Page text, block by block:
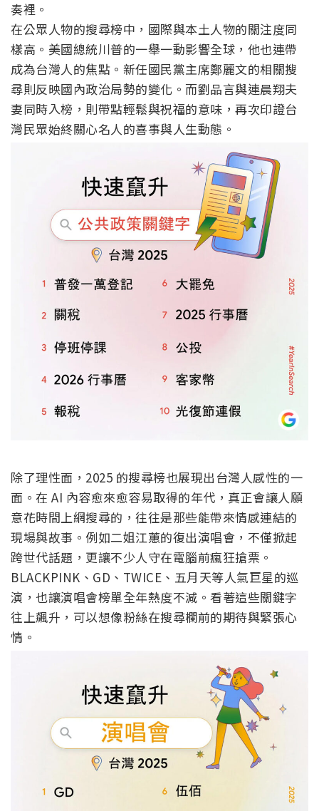
奏裡。
在公眾人物的搜尋榜中，國際與本土人物的關注度同
樣高。美國總統川普的一舉一動影響全球，他也連帶
成為台灣人的焦點。新任國民黨主席鄭麗文的相關搜
尋則反映國內政治局勢的變化。而劉品言與連晨翔夫
妻同時入榜，則帶點輕鬆與祝福的意味，再次印證台
灣民眾始終關心名人的喜事與人生動態。
除了理性面，2025 的搜尋榜也展現出台灣人感性的一
面。在 AI 內容愈來愈容易取得的年代，真正會讓人願
意花時間上網搜尋的，往往是那些能帶來情感連結的
現場與故事。例如二姐江蕙的復出演唱會，不僅掀起
跨世代話題，更讓不少人守在電腦前瘋狂搶票。
BLACKPINK、GD、TWICE、五月天等人氣巨星的巡
演，也讓演唱會榜單全年熱度不減。看著這些關鍵字
往上飆升，可以想像粉絲在搜尋欄前的期待與緊張心
情。